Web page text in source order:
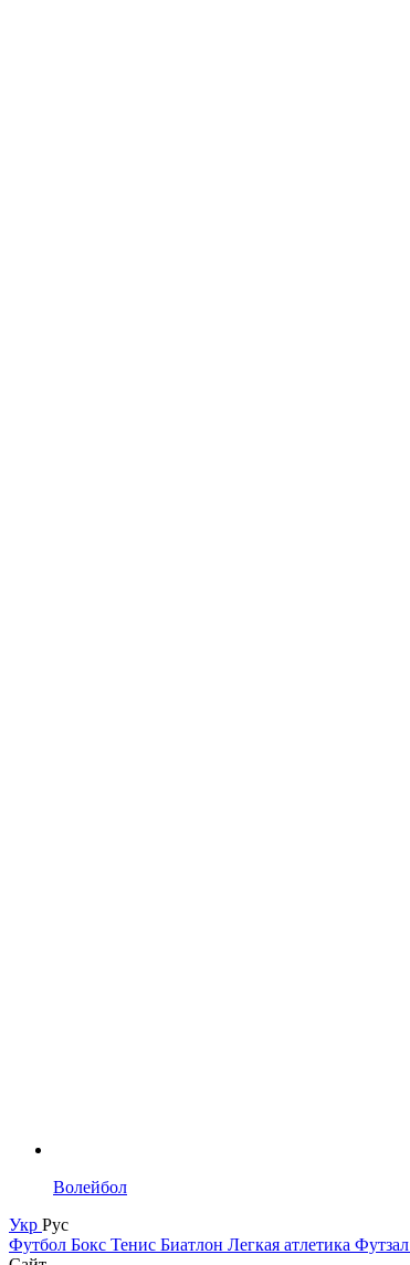
Волейбол
Укр Рус
Футбол Бокс Тенис Биатлон Легкая атлетика Футзал